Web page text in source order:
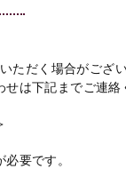
ただく場合がござい
は下記までご連絡
必要です。